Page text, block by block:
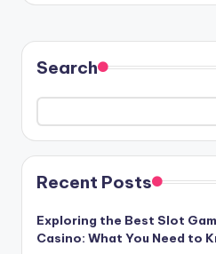
Search
Recent Posts
Exploring the Best Slot
Casino: What You Need to